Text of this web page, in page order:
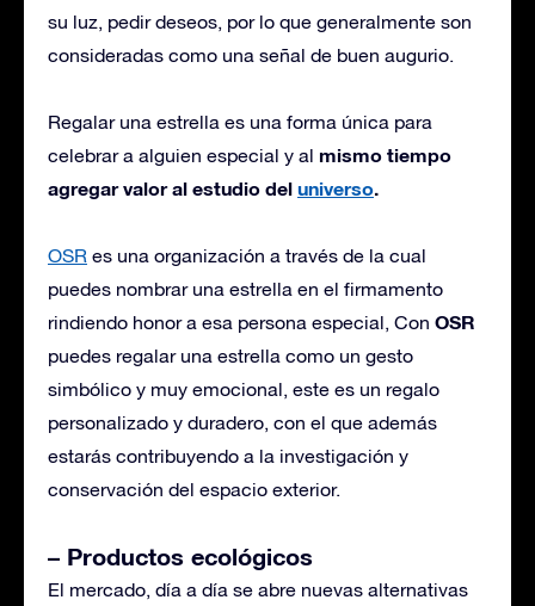
su luz, pedir deseos, por lo que generalmente son
consideradas como una señal de buen augurio.
Regalar una estrella es una forma única para
celebrar a alguien especial y al mismo tiempo
agregar valor al estudio del universo.
OSR es una organización a través de la cual
puedes nombrar una estrella en el firmamento
rindiendo honor a esa persona especial, Con OSR
puedes regalar una estrella como un gesto
simbólico y muy emocional, este es un regalo
personalizado y duradero, con el que además
estarás contribuyendo a la investigación y
conservación del espacio exterior.
– Productos ecológicos
El mercado, día a día se abre nuevas alternativas